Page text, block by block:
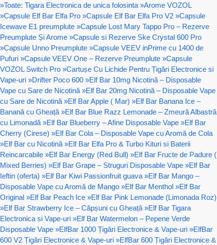
»Toate: Tigara Electronica de unica folosinta »Arome VOZOL
»Capsule Elf Bar Elfa Pro »Capsule Elf Bar Elfa Pro V2 »Capsule
Icewave E1 preumplute »Capsule Lost Mary Tappo Pro – Rezerve
Preumplute Și Arome »Capsule si Rezerve Ske Crystal 600 Pro
»Capsule Unno Preumplute »Capsule VEEV inPrime cu 1400 de
Pufuri »Capsule VEEV One – Rezerve Preumplute »Capsule
VOZOL Switch Pro »Cartușe Cu Lichide Pentru Țigări Electronice si
Vape-uri »Drifter Poco 600 »Elf Bar 10mg Nicotină – Disposable
Vape cu Sare de Nicotină »Elf Bar 20mg Nicotină – Disposable Vape
cu Sare de Nicotină »Elf Bar Apple ( Mar) »Elf Bar Banana Ice –
Banană cu Gheață »Elf Bar Blue Razz Lemonade – Zmeură Albastră
cu Limonadă »Elf Bar Blueberry – Afine Disposable Vape »Elf Bar
Cherry (Cirese) »Elf Bar Cola – Disposable Vape cu Aromă de Cola
»Elf Bar cu Nicotină »Elf Bar Elfa Pro & Turbo Kituri si Baterii
Reincarcabile »Elf Bar Energy (Red Bull) »Elf Bar Fructe de Padure (
Mixed Berries) »Elf Bar Grape – Struguri Disposable Vape »Elf Bar
Ieftin (oferta) »Elf Bar Kiwi Passionfruit guava »Elf Bar Mango –
Disposable Vape cu Aromă de Mango »Elf Bar Menthol »Elf Bar
Original »Elf Bar Peach Ice »Elf Bar Pink Lemonade (Limonada Roz)
»Elf Bar Strawberry Ice – Căpșuni cu Gheață »Elf Bar Tigara
Electronica si Vape-uri »Elf Bar Watermelon – Pepene Verde
Disposable Vape »ElfBar 1000 Țigări Electronice & Vape-uri »ElfBar
600 V2 Țigări Electronice & Vape-uri »ElfBar 600 Țigări Electronice &